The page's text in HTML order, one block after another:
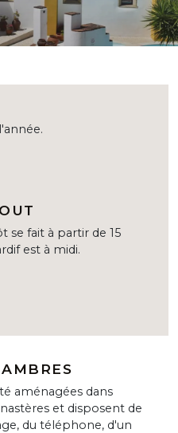
se fait à partir de 15
est à midi.
aménagées dans
et disposent de
du téléphone, d'un